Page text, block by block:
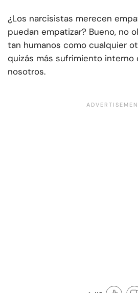
¿Los narcisistas merecen
puedan empatizar? Bueno, no
tan humanos como cualquier
quizás más sufrimiento interno
nosotros.